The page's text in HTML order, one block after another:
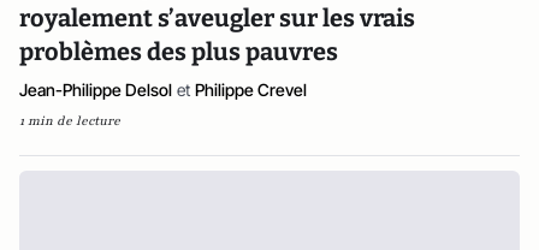
royalement s’aveugler sur les vrais
problèmes des plus pauvres
Jean-Philippe Delsol et Philippe Crevel
1 min de lecture